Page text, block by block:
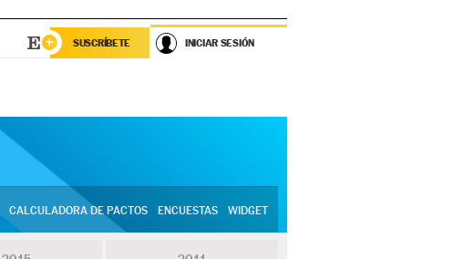
SUSCRÍBETE INICIAR SESIÓN
CALCULADORA DE PACTOS ENCUESTAS WIDGET